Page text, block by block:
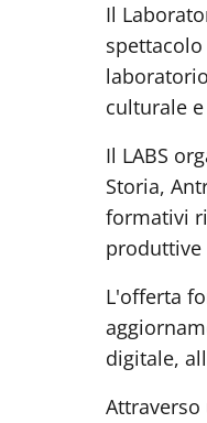
Il
culturale
Il LABS
Storia,
formativi
produttive
L'offerta
digitale,